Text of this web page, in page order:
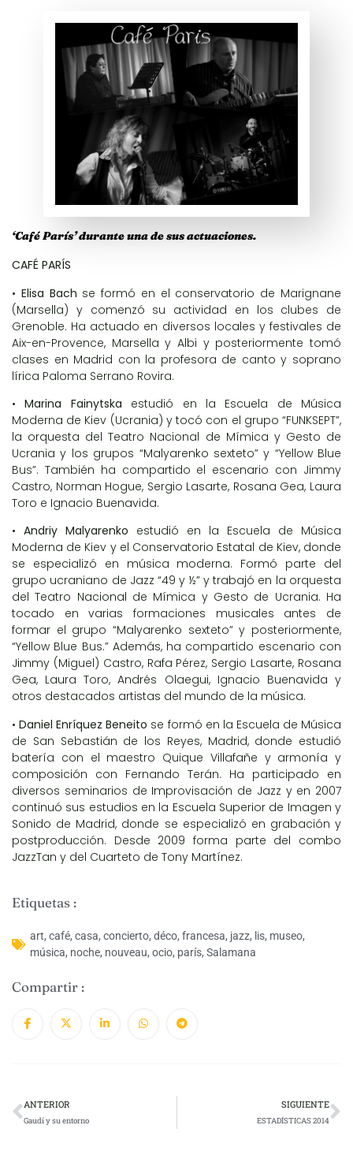
‘Café París’ durante una de sus actuaciones.
CAFÉ PARÍS
• Elisa Bach se formó en el conservatorio de Marignane
(Marsella) y comenzó su actividad en los clubes de
Grenoble. Ha actuado en diversos locales y festivales de
Aix-en-Provence, Marsella y Albi y posteriormente tomó
clases en Madrid con la profesora de canto y soprano
lírica Paloma Serrano Rovira.
•Marina Fainytska estudió en la Escuela de Música
Moderna de Kiev (Ucrania) y tocó con el grupo “FUNKSEPT”,
la orquesta del Teatro Nacional de Mímica y Gesto de
Ucrania y los grupos “Malyarenko sexteto” y “Yellow Blue
Bus”. También ha compartido el escenario con Jimmy
Castro, Norman Hogue, Sergio Lasarte, Rosana Gea, Laura
Toro e Ignacio Buenavida.
• Andriy Malyarenko estudió en la Escuela de Música
Moderna de Kiev y el Conservatorio Estatal de Kiev, donde
se especializó en música moderna. Formó parte del
grupo ucraniano de Jazz “49 y ½” y trabajó en la orquesta
del Teatro Nacional de Mímica y Gesto de Ucrania. Ha
tocado en varias formaciones musicales antes de
formar el grupo “Malyarenko sexteto” y posteriormente,
“Yellow Blue Bus.” Además, ha compartido escenario con
Jimmy (Miguel) Castro, Rafa Pérez, Sergio Lasarte, Rosana
Gea, Laura Toro, Andrés Olaegui, Ignacio Buenavida y
otros destacados artistas del mundo de la música.
•Daniel Enríquez Beneito se formó en la Escuela de Música
de San Sebastián de los Reyes, Madrid, donde estudió
batería con el maestro Quique Villafañe y armonía y
composición con Fernando Terán. Ha participado en
diversos seminarios de Improvisación de Jazz y en 2007
continuó sus estudios en la Escuela Superior de Imagen y
Sonido de Madrid, donde se especializó en grabación y
postproducción. Desde 2009 forma parte del combo
JazzTan y del Cuarteto de Tony Martínez.
Etiquetas :
art, café, casa, concierto, déco, francesa, jazz, lis, museo,
música, noche, nouveau, ocio, parís, Salamana
Compartir :
ANTERIOR
Gaudí y su entorno
SIGUIENTE
ESTADÍSTICAS 2014